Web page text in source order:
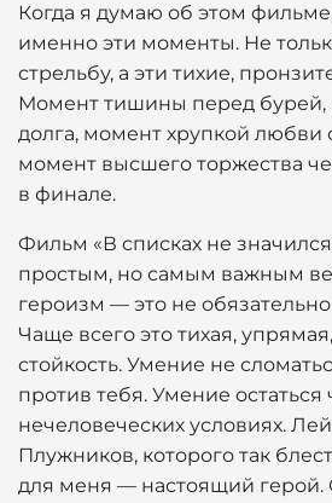
Когда я думаю об этом
именно эти моменты. Не
стрельбу, а эти тихие,
Момент тишины перед бурей,
долга, момент хрупкой любви
момент высшего торжества
в финале.
Фильм «В списках не
простым, но самым важным
героизм — это не
Чаще всего это тихая,
стойкость. Умение не
против тебя. Умение остаться
нечеловеческих условиях.
Плужников, которого так
для меня — настоящий герой.